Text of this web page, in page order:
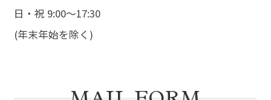
日・祝 9:00～17:30
(年末年始を除く)